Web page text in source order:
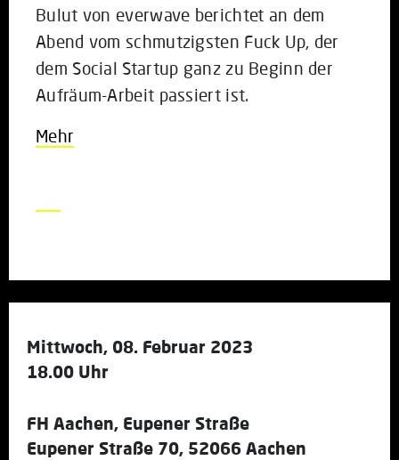
Bulut von everwave berichtet an dem
Abend vom schmutzigsten Fuck Up, der
dem Social Startup ganz zu Beginn der
Aufräum-Arbeit passiert ist.
Mehr
Mittwoch, 08. Februar 2023
18.00 Uhr
FH Aachen, Eupener Straße
Eupener Straße 70, 52066 Aachen